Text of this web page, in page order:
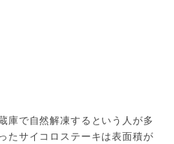
庫で自然解凍するという人が多
たサイコロステーキは表面積が